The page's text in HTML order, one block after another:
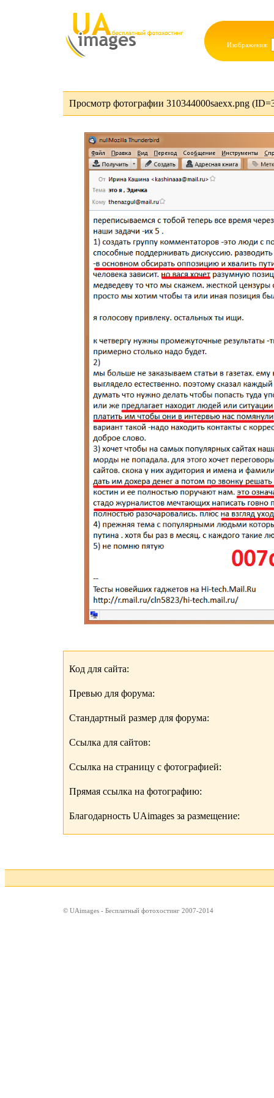
Изображения:
Просмотр фотографии 310344000saexx.png
Код для сайта:
Превью для форума:
Стандартный размер для форума:
Ссылка для сайтов:
Ссылка на страницу с фотографией:
Прямая ссылка на фотографию:
Благодарность UAimages за размещение:
© UAimages - Бесплатный фотохостинг 2007-2014